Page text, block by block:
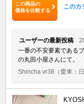
この商品の
価格を比較する
このカ
ユーザーの最新投稿
一番の不安要素である
の丸田小屋さんにて。
Shincha vr38 （愛車：